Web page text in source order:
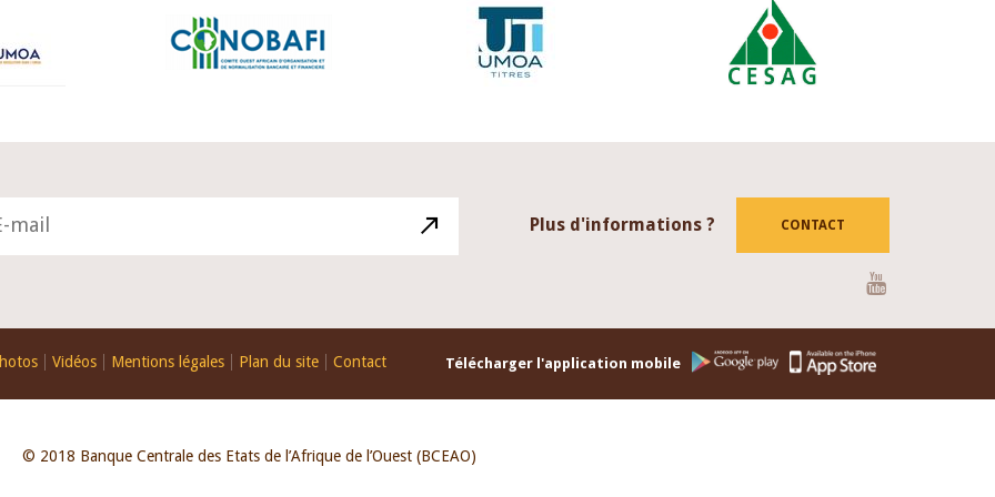
Plus d'informations ? CONTACT
Vidéos Mentions légales Plan du site Contact Télécharger l'application mobile
© 2018 Banque Centrale des Etats de l’Afrique de l’Ouest (BCEAO)